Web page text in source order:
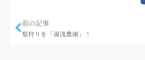
前の記事
梨狩りを「湯浅農園」！